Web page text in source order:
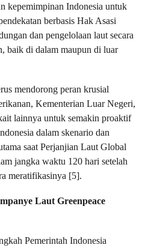
kepemimpinan Indonesia untuk
berbasis Hak Asasi
dan pengelolaan laut secara
baik di dalam maupun di luar
mendorong peran krusial
Kementerian Luar Negeri,
lainnya untuk semakin proaktif
dalam skenario dan
saat Perjanjian Laut Global
jangka waktu 120 hari setelah
meratifikasinya [5].
Laut Greenpeace
Pemerintah Indonesia